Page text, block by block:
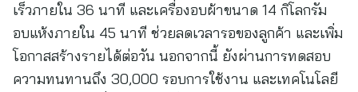
เร็วภายใน 36 นาที และเครื่องอบผ้าขนาด 14 กิโลกรัม
อบแห้งภายใน 45 นาที ช่วยลดเวลารอของลูกค้า และเพิ่ม
โอกาสสร้างรายได้ต่อวัน นอกจากนี้ ยังผ่านการทดสอบ
ความทนทานถึง 30,000 รอบการใช้งาน และเทคโนโลยี